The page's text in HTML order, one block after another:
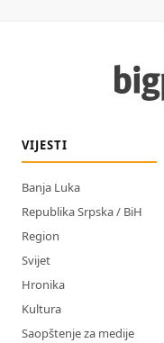
VIJESTI
Banja Luka
Republika Srpska / BiH
Region
Svijet
Hronika
Kultura
Saopštenje za medije